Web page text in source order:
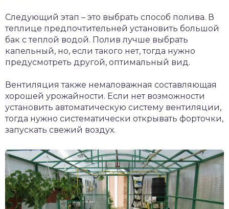
Следующий этап – это выбрать способ полива. В
теплице предпочтительней установить большой
бак с теплой водой. Полив лучше выбрать
капельный, но, если такого нет, тогда нужно
предусмотреть другой, оптимальный вид.
Вентиляция также немаловажная составляющая
хорошей урожайности. Если нет возможности
установить автоматическую систему вентиляции,
тогда нужно систематически открывать форточки,
запускать свежий воздух.